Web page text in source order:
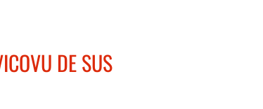
DE SUS